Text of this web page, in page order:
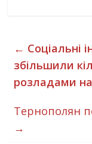
← Соціальні
збільшили
розладами
Тернополян
→